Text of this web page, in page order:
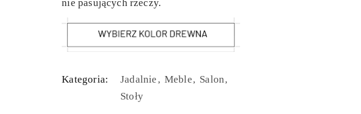
nie pasujących rzeczy.
Kategoria: Jadalnie Meble Salon
Stoły